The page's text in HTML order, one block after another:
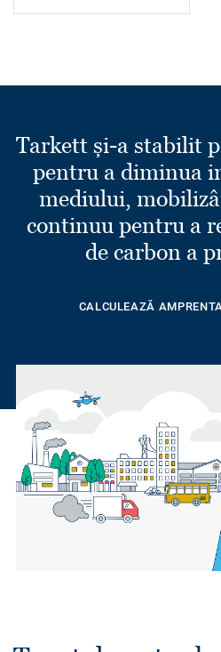
Tarkett și-a stabilit
pentru a diminua
mediului,
continuu pentru a
de carbon a
CALCULEAZĂ